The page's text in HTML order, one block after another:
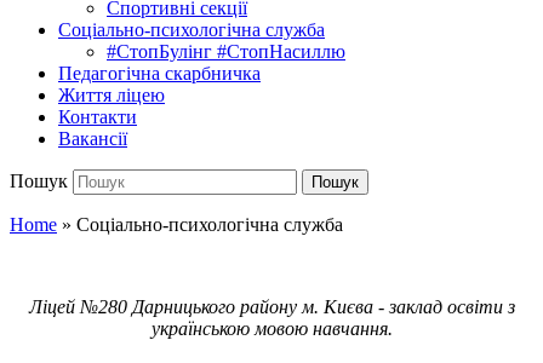
Спортивні секції
Соціально-психологічна служба
#СтопБулінг #СтопНасиллю
Педагогічна скарбничка
Життя ліцею
Контакти
Вакансії
Пошук Пошук
Home » Соціально-психологічна служба
Ліцей №280 Дарницького району м. Києва - заклад освіти з
українською мовою навчання.